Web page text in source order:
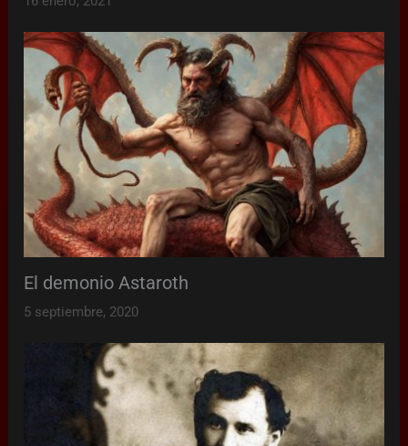
El demonio Astaroth
5 septiembre, 2020